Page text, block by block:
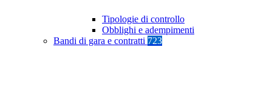
Tipologie di controllo
Obblighi e adempimenti
Bandi di gara e contratti 723